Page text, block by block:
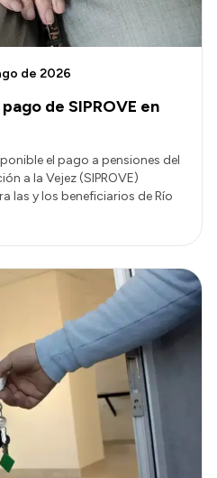
de SIPROVE en
de 2026
el pago a pensiones del
a la Vejez (SIPROVE)
las y los beneficiarios de Río